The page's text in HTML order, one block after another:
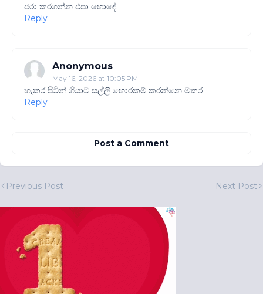
ජරා කරගන්න එපා හොඳේ.
Reply
Anonymous
May 16, 2026 at 10:05 PM
හැකර පිටින් ගියාට සල්ලි හොරකම් කරන්නෙ මකර
Reply
Post a Comment
Previous Post Next Post